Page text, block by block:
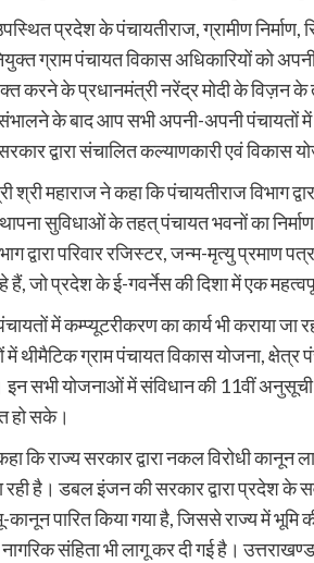
प्रदेश के पंचायतीराज, ग्रामीण निर्माण,
ग्राम पंचायत विकास अधिकारियों को
करने के प्रधानमंत्री नरेंद्र मोदी के विज़न के
के बाद आप सभी अपनी-अपनी पंचायतों में
द्वारा संचालित कल्याणकारी एवं
श्री महाराज ने कहा कि पंचायतीराज विभाग
सुविधाओं के तहत् पंचायत भवनों का
द्वारा परिवार रजिस्टर, जन्म-मृत्यु प्रमाण
हैं, जो प्रदेश के ई-गवर्नेस की दिशा में एक
में कम्प्यूटरीकरण का कार्य भी कराया जा
थीमैटिक ग्राम पंचायत विकास योजना, क्षेत्र
इन सभी योजनाओं में संविधान की 11वीं अनुसूची
हो सके।
कि राज्य सरकार द्वारा नकल विरोधी
है। डबल इंजन की सरकार द्वारा प्रदेश के
कानून पारित किया गया है, जिससे राज्य में
संहिता भी लागू कर दी गई है।